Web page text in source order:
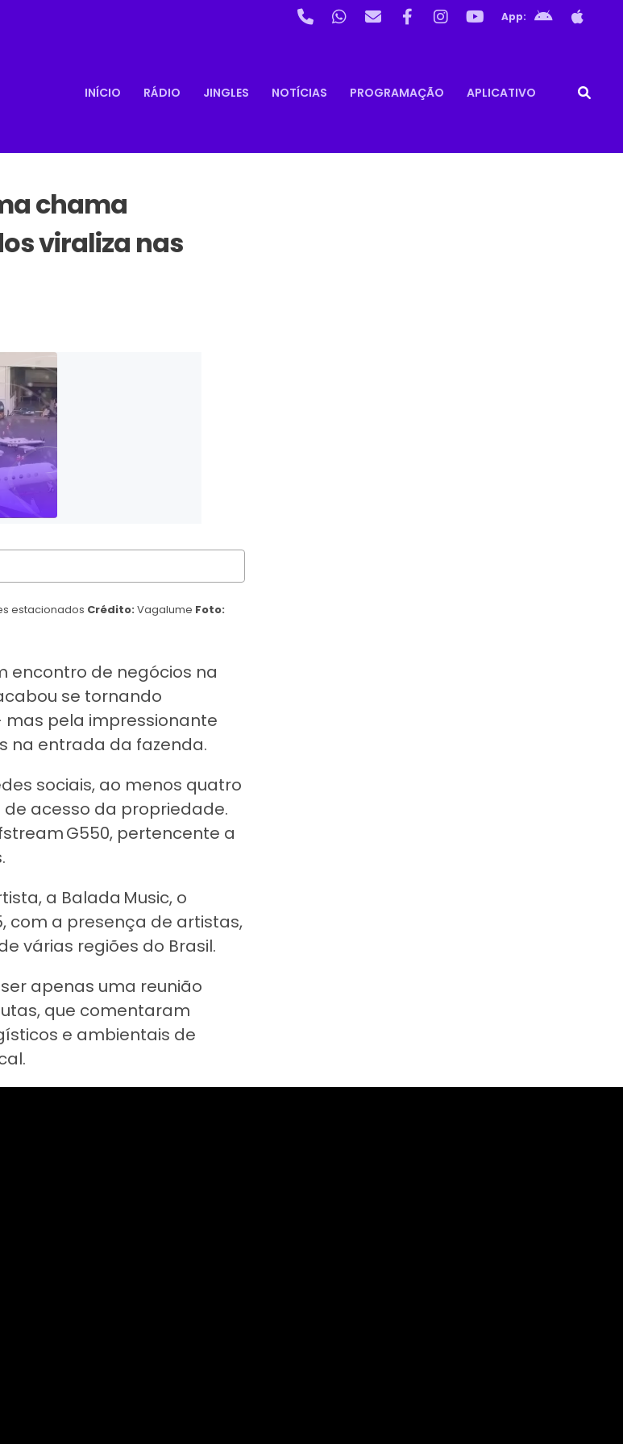
App:
INÍCIO RÁDIO JINGLES NOTÍCIAS PROGRAMAÇÃO APLICATIVO
chama
viraliza nas
estacionados Crédito: Vagalume Foto:
encontro de negócios na
se tornando
pela impressionante
na entrada da fazenda.
sociais, ao menos quatro
acesso da propriedade.
G550, pertencente a
a Balada Music, o
com a presença de artistas,
várias regiões do Brasil.
apenas uma reunião
que comentaram
e ambientais de